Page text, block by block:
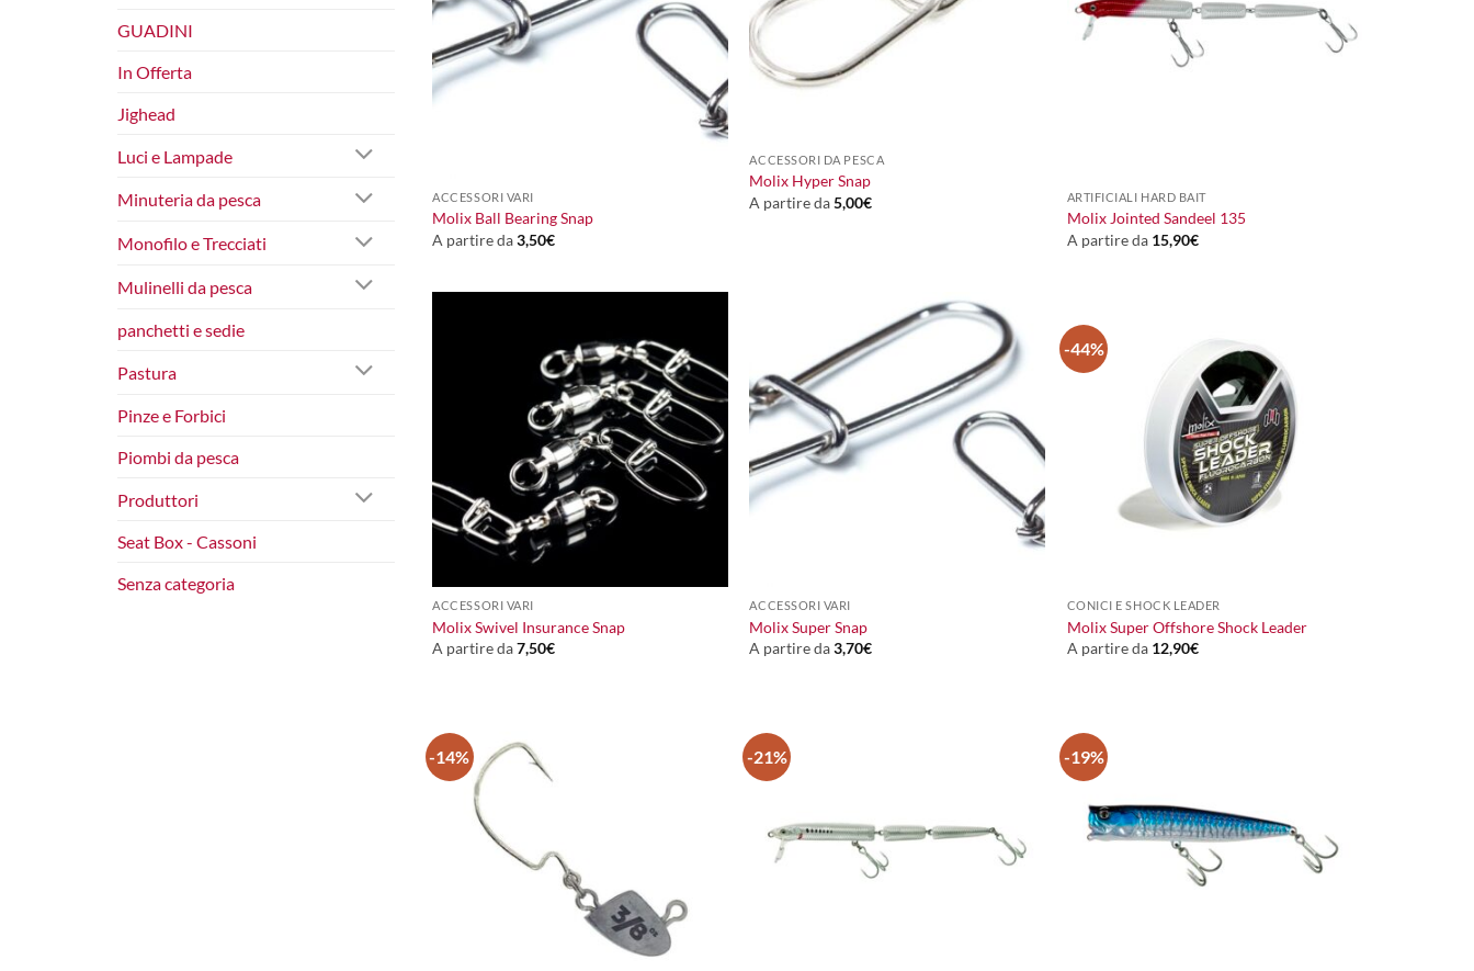
GUADINI
In Offerta
Jighead
Luci e Lampade
Minuteria da pesca
Monofilo e Trecciati
Mulinelli da pesca
panchetti e sedie
Pastura
Pinze e Forbici
Piombi da pesca
Produttori
Seat Box - Cassoni
Senza categoria
ACCESSORI VARI
Molix Ball Bearing Snap
A partire da3,50€
ACCESSORI DA PESCA
Molix Hyper Snap
A partire da5,00€ ARTIFICIALI HARD BAIT
Molix Jointed Sandeel 135
A partire da 15,90€
ACCESSORI VARI
Molix Swivel Insurance Snap
A partire da7,50€
ACCESSORI VARI
Molix Super Snap
A partire da3,70€
-44%
CONICI E SHOCK LEADER
Molix Super Offshore Shock Leader
A partire da 12,90€
-14% -21% -19%